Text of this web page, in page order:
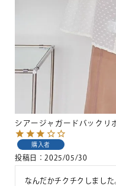
シアージャガードバックリ
購入者
投稿日 2025/05/30
なんだかチクチクしまし